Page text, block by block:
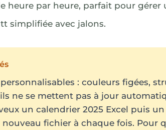
heure par heure, parfait pour gérer
simplifiée avec jalons.
: couleurs figées,
ne se mettent pas à jour
un calendrier 2025 Excel puis
nouveau fichier à chaque fois. Pour